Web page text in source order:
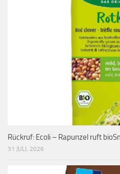
Rückruf: Ecoli – Rapunzel ruft
31 JULI, 2026